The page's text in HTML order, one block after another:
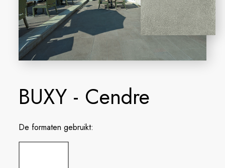
BUXY - Cendre
De formaten gebruikt: